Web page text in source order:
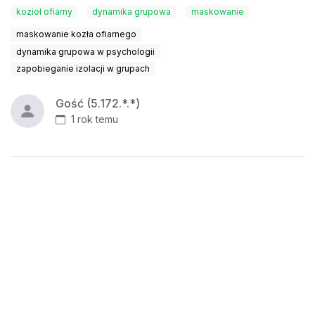
kozioł ofiarny dynamika grupowa maskowanie
maskowanie kozła ofiarnego
dynamika grupowa w psychologii
zapobieganie izolacji w grupach
Gość (5.172.*.*)
1 rok temu